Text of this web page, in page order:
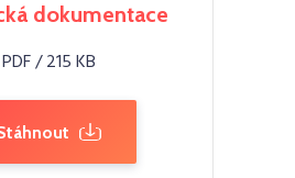
dokumentace
PDF / 215 KB